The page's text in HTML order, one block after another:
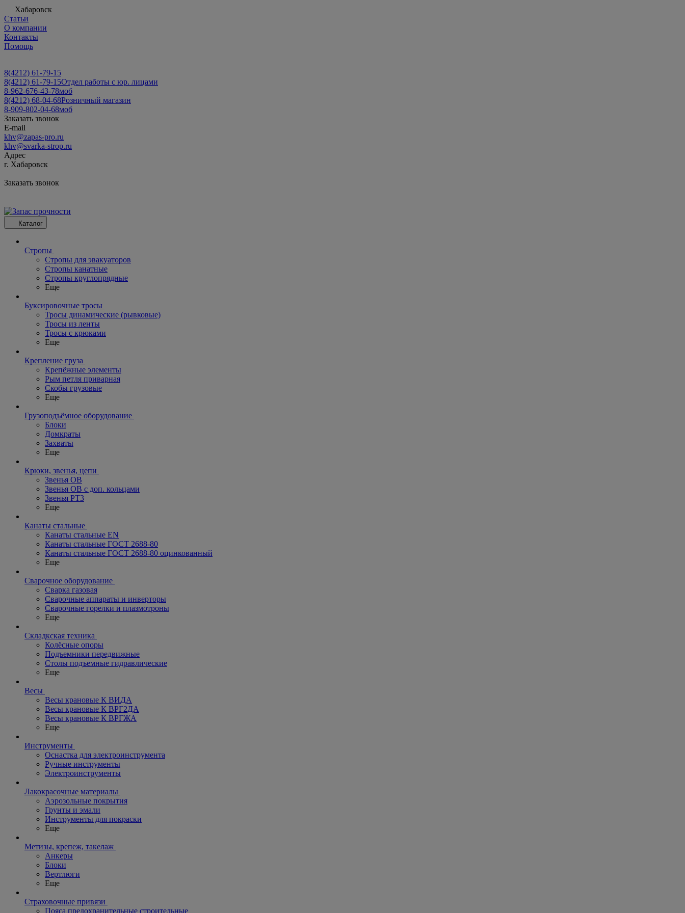
Хабаровск
Статьи
О компании
Контакты
Помощь
8(4212) 61-79-15
8(4212) 61-79-15Отдел работы с юр. лицами
8-962-676-43-78моб
8(4212) 68-04-68Розничный магазин
8-909-802-04-68моб
Заказать звонок
E-mail
khv@zapas-pro.ru
khv@svarka-strop.ru
Адрес
г. Хабаровск
Заказать звонок
Каталог
Стропы
Стропы для эвакуаторов
Стропы канатные
Стропы круглопрядные
Еще
Буксировочные тросы
Тросы динамические (рывковые)
Тросы из ленты
Тросы с крюками
Еще
Крепление груза
Крепёжные элементы
Рым петля приварная
Скобы грузовые
Еще
Грузоподъёмное оборудование
Блоки
Домкраты
Захваты
Еще
Крюки, звенья, цепи
Звенья ОВ
Звенья ОВ с доп. кольцами
Звенья РТ3
Еще
Канаты стальные
Канаты стальные EN
Канаты стальные ГОСТ 2688-80
Канаты стальные ГОСТ 2688-80 оцинкованный
Еще
Сварочное оборудование
Сварка газовая
Сварочные аппараты и инверторы
Сварочные горелки и плазмотроны
Еще
Складкская техника
Колёсные опоры
Подъемники передвижные
Столы подъемные гидравлические
Еще
Весы
Весы крановые К ВИДА
Весы крановые К ВРГ2ДА
Весы крановые К ВРГЖА
Еще
Инструменты
Оснастка для электроинструмента
Ручные инструменты
Электроинструменты
Лакокрасочные материалы
Аэрозольные покрытия
Грунты и эмали
Инструменты для покраски
Еще
Метизы, крепеж, такелаж
Анкеры
Блоки
Вертлюги
Еще
Страховочные привязи
Пояса предохранительные строительные